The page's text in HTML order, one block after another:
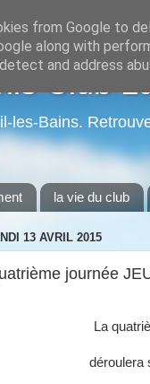
Club
les-Bains.
la vie du club
13 AVRIL 2015
journée
La
déroulera
from Google to
along with
and address